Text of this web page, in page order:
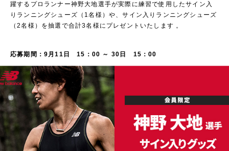
躍するプロランナー神野大地選手が実際に練習で使用したサイン入
りランニングシューズ（1名様）や、サイン入りランニングシューズ
（2名様）を抽選で合計3名様にプレゼントいたします 。
応募期間：9月11日 15：00 ～ 30日 15：00